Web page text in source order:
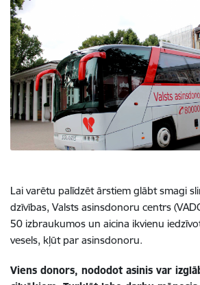
Lai varētu palīdzēt ārstiem glābt smagi
dzīvības, Valsts asinsdonoru centrs
50 izbraukumos un aicina ikvienu
vesels, kļūt par asinsdonoru.
Viens donors, nododot asinis var